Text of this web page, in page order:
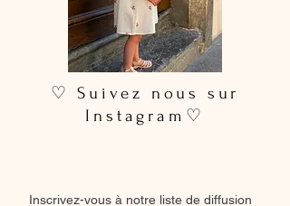
♡ Suivez nous sur
Instagram♡
Inscrivez-vous à notre liste de diffusion